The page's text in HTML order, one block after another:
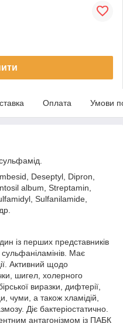
Оплата Умови
Deseptyl, Dipron,
album, Streptamin,
Sulfanilamide,
із перших представників
сульфаніламінів. Має
Активний щодо
шигел, холерного
виразки, дифтерії,
чуми, а також хламідій,
Діє бактеріостатично.
антагонізмом із ПАБК